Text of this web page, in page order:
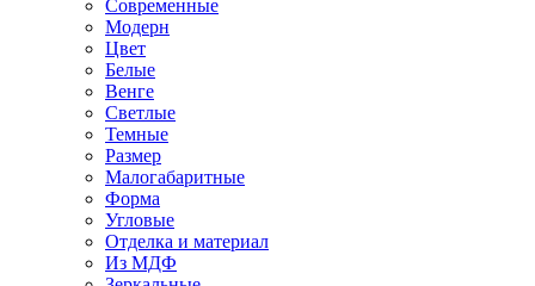
Современные
Модерн
Цвет
Белые
Венге
Светлые
Темные
Размер
Малогабаритные
Форма
Угловые
Отделка и материал
Из МДФ